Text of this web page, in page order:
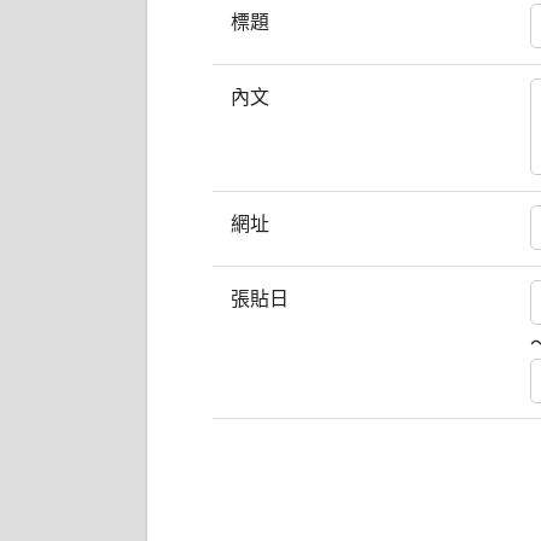
標題
內文
網址
張貼日